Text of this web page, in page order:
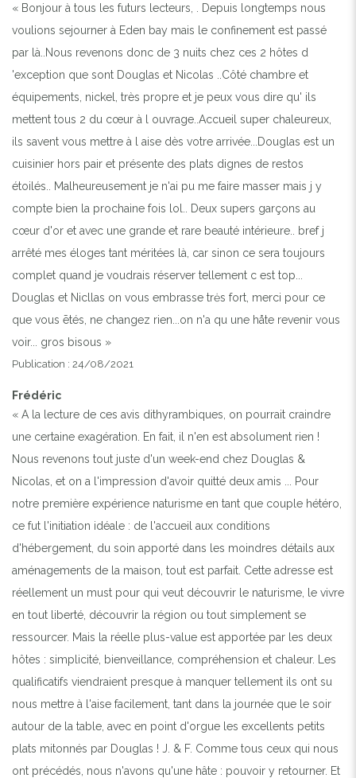
« Bonjour à tous les futurs lecteurs, . Depuis longtemps nous
voulions sejourner à Eden bay mais le confinement est passé
par là..Nous revenons donc de 3 nuits chez ces 2 hôtes d
'exception que sont Douglas et Nicolas ..Côté chambre et
équipements, nickel, très propre et je peux vous dire qu' ils
mettent tous 2 du cœur à l ouvrage..Accueil super chaleureux,
ils savent vous mettre à l aise dès votre arrivée...Douglas est un
cuisinier hors pair et présente des plats dignes de restos
étoilés.. Malheureusement je n'ai pu me faire masser mais j y
compte bien la prochaine fois lol.. Deux supers garçons au
cœur d'or et avec une grande et rare beauté intérieure.. bref j
arrêté mes éloges tant méritées là, car sinon ce sera toujours
complet quand je voudrais réserver tellement c est top...
Douglas et Nicllas on vous embrasse trės fort, merci pour ce
que vous ētés, ne changez rien...on n'a qu une håte revenir vous
voir... gros bisous »
Publication : 24/08/2021
Frédéric
« A la lecture de ces avis dithyrambiques, on pourrait craindre
une certaine exagération. En fait, il n'en est absolument rien !
Nous revenons tout juste d'un week-end chez Douglas &
Nicolas, et on a l'impression d'avoir quitté deux amis ... Pour
notre première expérience naturisme en tant que couple hétéro,
ce fut l'initiation idéale : de l'accueil aux conditions
d'hébergement, du soin apporté dans les moindres détails aux
aménagements de la maison, tout est parfait. Cette adresse est
réellement un must pour qui veut découvrir le naturisme, le vivre
en tout liberté, découvrir la région ou tout simplement se
ressourcer. Mais la réelle plus-value est apportée par les deux
hôtes : simplicité, bienveillance, compréhension et chaleur. Les
qualificatifs viendraient presque à manquer tellement ils ont su
nous mettre à l'aise facilement, tant dans la journée que le soir
autour de la table, avec en point d'orgue les excellents petits
plats mitonnés par Douglas ! J. & F. Comme tous ceux qui nous
ont précédés, nous n'avons qu'une hâte : pouvoir y retourner. Et